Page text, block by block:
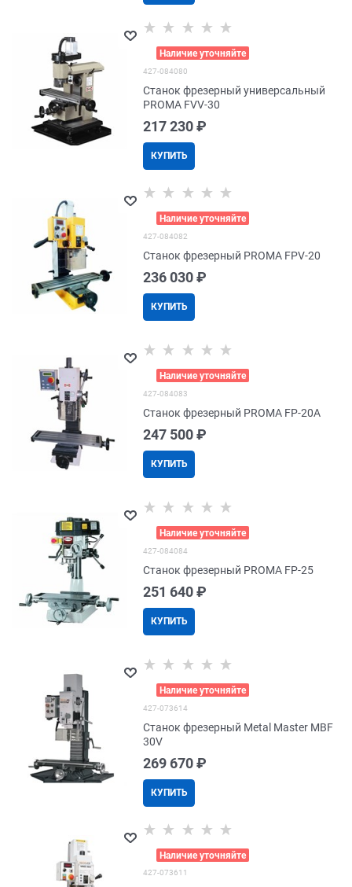
Наличие уточняйте
427-084080
Станок фрезерный универсальный
PROMA FVV-30
217 230 ₽
КУПИТЬ
Наличие уточняйте
427-084082
Станок фрезерный PROMA FPV-20
236 030 ₽
КУПИТЬ
Наличие уточняйте
427-084083
Станок фрезерный PROMA FP-20A
247 500 ₽
КУПИТЬ
Наличие уточняйте
427-084084
Станок фрезерный PROMA FP-25
251 640 ₽
КУПИТЬ
Наличие уточняйте
427-073614
Станок фрезерный Metal Master MBF
30V
269 670 ₽
КУПИТЬ
Наличие уточняйте
427-073611